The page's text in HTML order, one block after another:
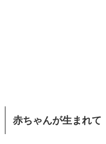
赤ちゃんが生まれて